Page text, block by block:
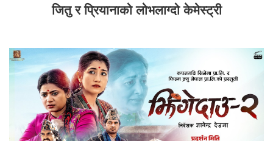
जितु र प्रियानाको लोभलाग्दो केमेस्ट्री